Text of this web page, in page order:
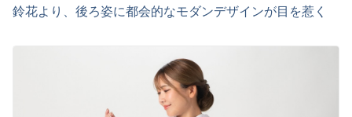
鈴花より、後ろ姿に都会的なモダンデザインが目を惹く